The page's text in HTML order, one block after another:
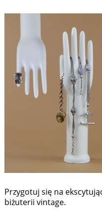
Przygotuj się na
biżuterii vintage.